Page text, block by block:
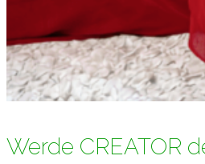
Werde CREATOR